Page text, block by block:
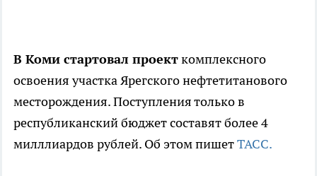
В Коми стартовал проекткомплексного
освоения участка Ярегского нефтетитанового
месторождения. Поступления только в
республиканский бюджет составят более 4
милллиардов рублей. Об этом пишетТАСС.